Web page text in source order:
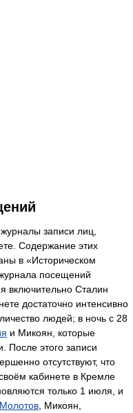
записи лиц,
Содержание этих
в «Историческом
посещений
включительно Сталин
достаточно интенсивно
людей; в ночь с 28
и Микоян, которые
После этого записи
отсутствуют, что
кабинете в Кремле
только 1 июля, и
Молотов , Микоян,